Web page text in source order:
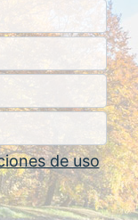
de uso